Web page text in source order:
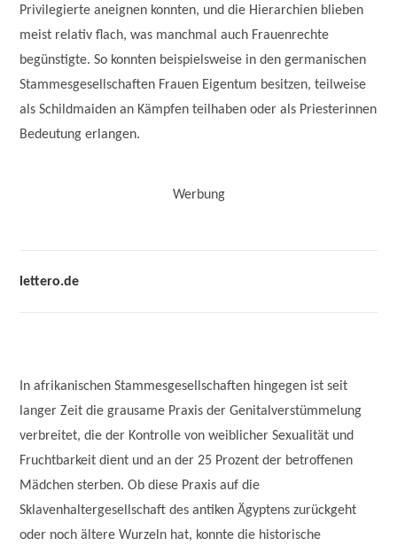
Privilegierte aneignen konnten, und die Hierarchien blieben
meist relativ flach, was manchmal auch Frauenrechte
begünstigte. So konnten beispielsweise in den germanischen
Stammesgesellschaften Frauen Eigentum besitzen, teilweise
als Schildmaiden an Kämpfen teilhaben oder als Priesterinnen
Bedeutung erlangen.
Werbung
lettero.de
In afrikanischen Stammesgesellschaften hingegen ist seit
langer Zeit die grausame Praxis der Genitalverstümmelung
verbreitet, die der Kontrolle von weiblicher Sexualität und
Fruchtbarkeit dient und an der 25 Prozent der betroffenen
Mädchen sterben. Ob diese Praxis auf die
Sklavenhaltergesellschaft des antiken Ägyptens zurückgeht
oder noch ältere Wurzeln hat, konnte die historische